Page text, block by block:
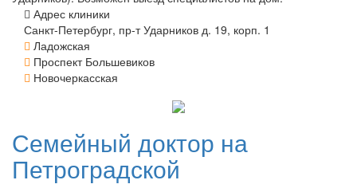
Адрес клиники
Санкт-Петербург, пр-т Ударников д. 19, корп. 1
Ладожская
Проспект Большевиков
Новочеркасская
Семейный доктор на
Петроградской